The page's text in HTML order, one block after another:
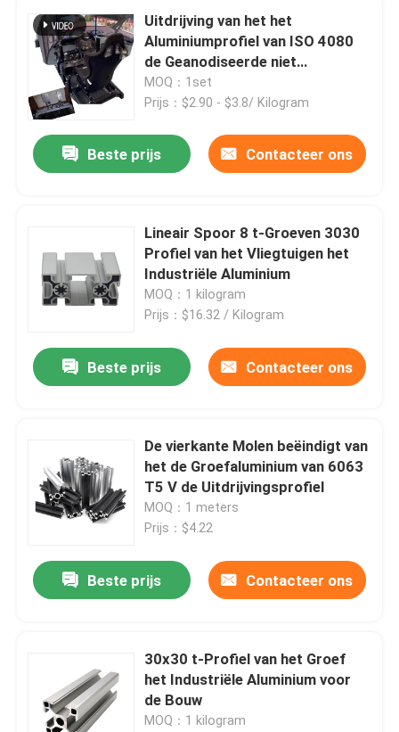
Uitdrijving van het het
Aluminiumprofiel van ISO 4080
de Geanodiseerde niet
Standaard
MOQ：1set
Prijs：$2.90 - $3.8/ Kilogram
Beste prijs Contacteer ons
Lineair Spoor 8 t-Groeven 3030
Profiel van het Vliegtuigen het
Industriële Aluminium
MOQ：1 kilogram
Prijs：$16.32 / Kilogram
Beste prijs Contacteer ons
De vierkante Molen beëindigt van
het de Groefaluminium van 6063
T5 V de Uitdrijvingsprofiel
MOQ：1 meters
Prijs：$4.22
Beste prijs Contacteer ons
30x30 t-Profiel van het Groef
het Industriële Aluminium voor
de Bouw
MOQ：1 kilogram